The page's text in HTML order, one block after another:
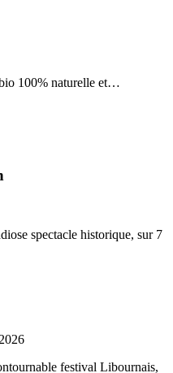
100% naturelle et…
spectacle historique, sur 7
2026
festival Libournais,